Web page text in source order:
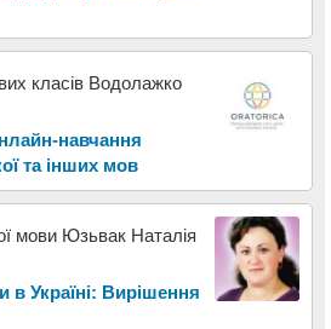
класів Водолажко
навчання
та інших мов
мови Юзьвак Наталія
в Україні: Вирішення